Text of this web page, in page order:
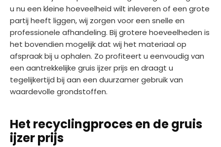
u nu een kleine hoeveelheid wilt inleveren of een grote
partij heeft liggen, wij zorgen voor een snelle en
professionele afhandeling. Bij grotere hoeveelheden is
het bovendien mogelijk dat wij het materiaal op
afspraak bij u ophalen. Zo profiteert u eenvoudig van
een aantrekkelijke gruis ijzer prijs en draagt u
tegelijkertijd bij aan een duurzamer gebruik van
waardevolle grondstoffen.
Het recyclingproces en de gruis
ijzer prijs